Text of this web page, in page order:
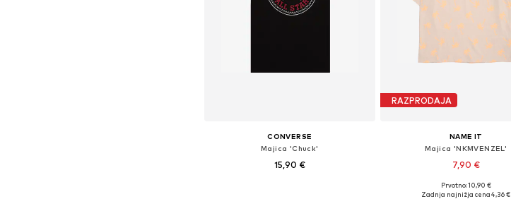
CONVERSE
Majica 'Chuck'
15,90 €
RAZPRODAJA
NAME IT
Majica 'NKMVENZEL'
7,90 €
Prvotno: 10,90 €
Zadnja najnižja cena4,36 €